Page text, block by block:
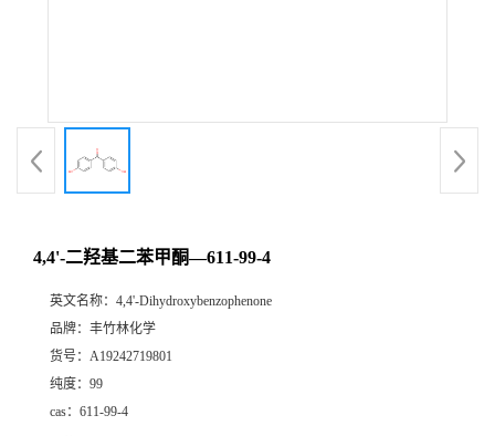
4,4'-二羟基二苯甲酮—611-99-4
英文名称： 4,4'-Dihydroxybenzophenone
品牌： 丰竹林化学
货号： A19242719801
纯度： 99
cas： 611-99-4